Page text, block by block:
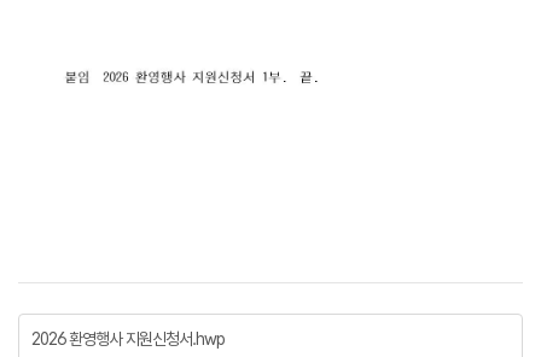
2026 환영행사 지원신청서.hwp